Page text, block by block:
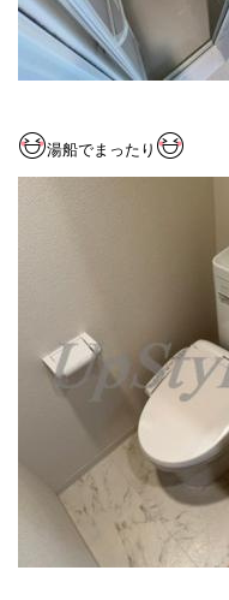
湯船でまったり